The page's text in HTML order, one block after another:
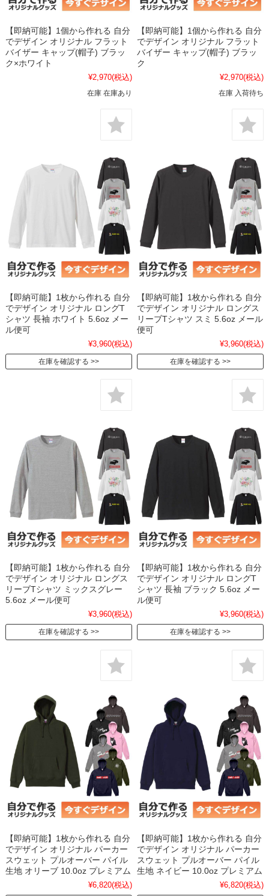
【即納可能】1個から作れる 自分
でデザイン オリジナル フラット
バイザー キャップ(帽子) ブラッ
ク×ホワイト
¥2,970(税込)
在庫 在庫あり
【即納可能】1個から作れる 自分
でデザイン オリジナル フラット
バイザー キャップ(帽子) ブラッ
ク
¥2,970(税込)
在庫 入荷待ち
【即納可能】1枚から作れる 自分
でデザイン オリジナル ロングT
シャツ 長袖 ホワイト 5.6oz メー
ル便可
¥3,960(税込)
在庫を確認する
【即納可能】1枚から作れる 自分
でデザイン オリジナル ロングス
リーブTシャツ スミ 5.6oz メール
便可
¥3,960(税込)
在庫を確認する
【即納可能】1枚から作れる 自分
でデザイン オリジナル ロングス
リーブTシャツ ミックスグレー
5.6oz メール便可
¥3,960(税込)
在庫を確認する
【即納可能】1枚から作れる 自分
でデザイン オリジナル ロングT
シャツ 長袖 ブラック 5.6oz メー
ル便可
¥3,960(税込)
在庫を確認する
【即納可能】1枚から作れる 自分
でデザイン オリジナル パーカー
スウェット プルオーバー パイル
生地 オリーブ 10.0oz プレミアム
¥6,820(税込)
【即納可能】1枚から作れる 自分
でデザイン オリジナル パーカー
スウェット プルオーバー パイル
生地 ネイビー 10.0oz プレミアム
¥6,820(税込)